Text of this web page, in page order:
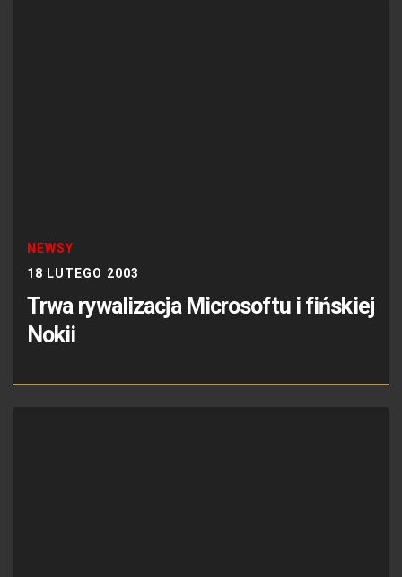
NEWSY
18 LUTEGO 2003
Trwa rywalizacja Microsoftu i fińskiej
Nokii